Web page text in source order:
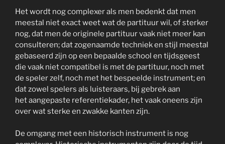
Het wordt nog complexer als men bedenkt dat men
meestal niet exact weet wat de partituur wil, of sterker
nog, dat men de originele partituur vaak niet meer kan
consulteren; dat zogenaamde techniek en stijl meestal
gebaseerd zijn op een bepaalde school en tijdsgeest
die vaak niet compatibel is met de partituur, noch met
de speler zelf, noch met het bespeelde instrument; en
dat zowel spelers als luisteraars, bij gebrek aan
het aangepaste referentiekader, het vaak oneens zijn
over wat sterke en zwakke kanten zijn.
De omgang met een historisch instrument is nog